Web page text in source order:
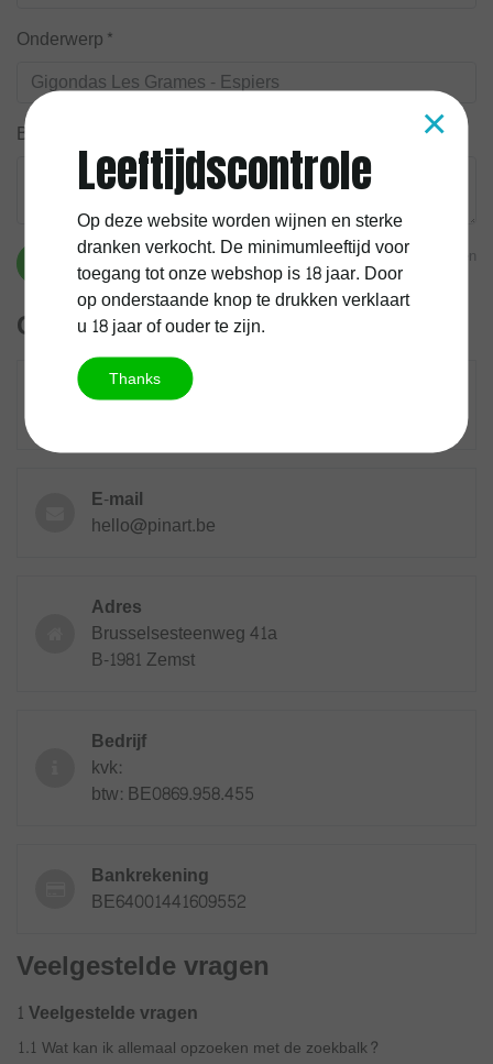
Onderwerp*
Bericht*
Verstuur * Verplichte velden
Contactgegevens
Bel ons en stel jouw vraag
E-mail
hello@pinart.be
Adres
Brusselsesteenweg 41a
B-1981 Zemst
Bedrijf
kvk:
btw: BE0869.958.455
Bankrekening
BE64001441609552
Veelgestelde vragen
1 Veelgestelde vragen
1.1 Wat kan ik allemaal opzoeken met de zoekbalk?
×
Leeftijdscontrole
Op deze website worden wijnen en sterke
dranken verkocht. De minimumleeftijd voor
toegang tot onze webshop is 18 jaar. Door
op onderstaande knop te drukken verklaart
u 18 jaar of ouder te zijn.
Thanks